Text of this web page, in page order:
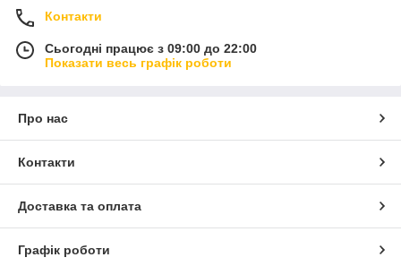
Контакти
Сьогодні працює з 09:00 до 22:00
Показати весь графік роботи
Про нас
Контакти
Доставка та оплата
Графік роботи